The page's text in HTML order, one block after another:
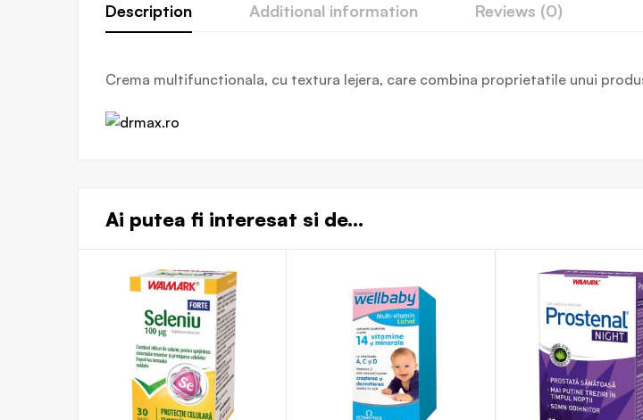
Description Additional information Reviews (0)
Crema multifunctionala, cu textura lejera, care combina proprietatile unui
Ai putea fi interesat si de...